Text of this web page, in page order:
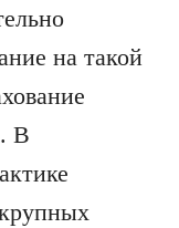
на такой
В